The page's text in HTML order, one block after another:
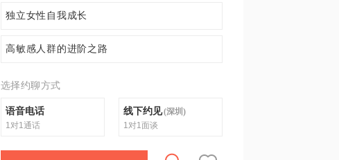
独立女性自我成长
高敏感人群的进阶之路
选择约聊方式
语音电话
1对1通话
线下约见(深圳 )
1对1面谈